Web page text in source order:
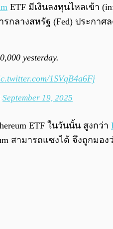
ETF มีเงินลงทุนไหลเข้า
กลางสหรัฐ (Fed) ประก
yesterday.
1SVqB4a6Fj
September 19, 2025
ETF ในวันนั้น สูงกว่า
สามารถแซงได้ จึงถูกม